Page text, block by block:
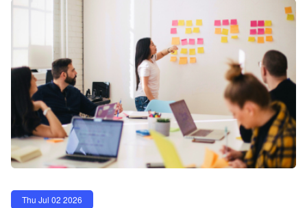
Thu Jul 02 2026